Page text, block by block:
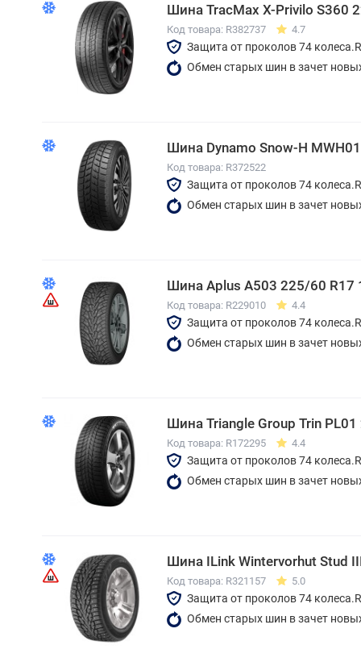
Шина TracMax X-Privilo S360
Код товара: R382737 4.7
Защита от проколов 74
Обмен старых шин в зачет
Шина Dynamo Snow-H
Код товара: R372522
Защита от проколов 74
Обмен старых шин в зачет
Шина Aplus A503 225/60 R17
Код товара: R229010 4.4
Защита от проколов 74
Обмен старых шин в зачет
Шина Triangle Group Trin
Код товара: R172295 4.4
Защита от проколов 74
Обмен старых шин в зачет
Шина ILink Wintervorhut Stud
Код товара: R321157 5.0
Защита от проколов 74
Обмен старых шин в зачет